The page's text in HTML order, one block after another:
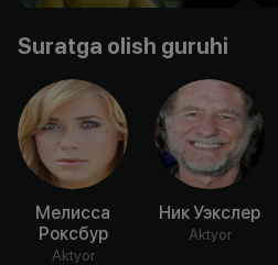
Suratga olish guruhi
Мелисса
Роксбур
Aktyor
Ник Уэкслер
Aktyor